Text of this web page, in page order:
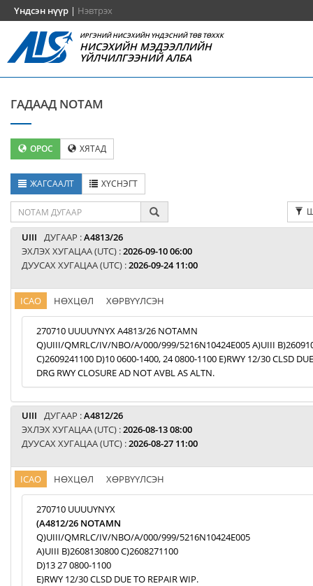
Үндсэн нүүр | Нэвтрэх
ИРГЭНИЙ НИСЭХИЙН ҮНДЭСНИЙ ТӨВ ТӨХХК
НИСЭХИЙН МЭДЭЭЛЛИЙН
ҮЙЛЧИЛГЭЭНИЙ АЛБА
ГАДААД NOTAM
ОРОС ХЯТАД
ЖАГСААЛТ ХҮСНЭГТ
UIII ДУГААР :A4813/26
ЭХЛЭХ ХУГАЦАА (UTC) :2026-09-10 06:00
ДУУСАХ ХУГАЦАА (UTC) :2026-09-24 11:00
ICAO НӨХЦӨЛ ХӨРВҮҮЛСЭН
270710 UUUUYNYX A4813/26 NOTAMN
Q)UIII/QMRLC/IV/NBO/A/000/999/5216N10424E005 A)UIII
C)2609241100 D)10 0600-1400, 24 0800-1100 E)RWY 12/30 CLSD
DRG RWY CLOSURE AD NOT AVBL AS ALTN.
UIII ДУГААР :A4812/26
ЭХЛЭХ ХУГАЦАА (UTC) :2026-08-13 08:00
ДУУСАХ ХУГАЦАА (UTC) :2026-08-27 11:00
ICAO НӨХЦӨЛ ХӨРВҮҮЛСЭН
270710 UUUUYNYX
(A4812/26 NOTAMN
Q)UIII/QMRLC/IV/NBO/A/000/999/5216N10424E005
A)UIII B)2608130800 C)2608271100
D)13 27 0800-1100
E)RWY 12/30 CLSD DUE TO REPAIR WIP.